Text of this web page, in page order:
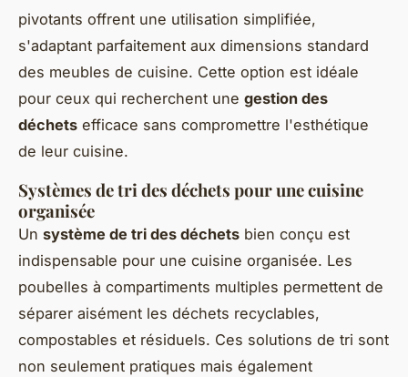
pivotants offrent une utilisation simplifiée,
s'adaptant parfaitement aux dimensions standard
des meubles de cuisine. Cette option est idéale
pour ceux qui recherchent une gestion des
déchets efficace sans compromettre l'esthétique
de leur cuisine.
Systèmes de tri des déchets pour une cuisine
organisée
Un système de tri des déchets bien conçu est
indispensable pour une cuisine organisée. Les
poubelles à compartiments multiples permettent de
séparer aisément les déchets recyclables,
compostables et résiduels. Ces solutions de tri sont
non seulement pratiques mais également